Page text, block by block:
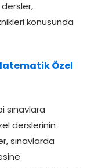
konusunda
Özel
sınavlara
derslerinin
sınavlarda